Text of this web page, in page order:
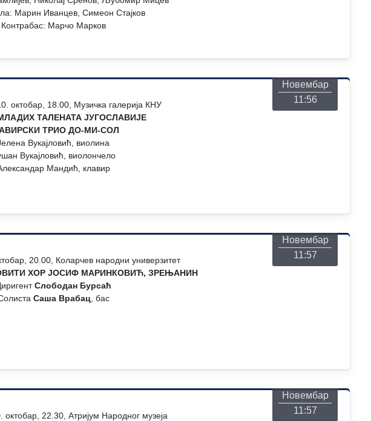
Марин Иванцев, Симеон Стајков
Контрабас: Марчо Марков
Новембар
11:56
октобар, 18.00, Музичка галерија КНУ
ТАЛЕНАТА ЈУГОСЛАВИЈЕ
ТРИО ДО-МИ-СОЛ
Вукајловић, виолина
Вукајловић, виолончело
Мандић, клавир
Новембар
11:57
20.00, Коларчев народни универзитет
ХОР ЈОСИФ МАРИНКОВИЋ, ЗРЕЊАНИН
Слободан Бурсаћ
Саша Врабац, бас
Новембар
11:57
22.30, Атријум Народног музеја